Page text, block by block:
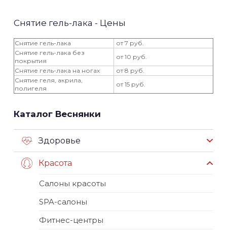
Снятие гель-лака - Цены
Снятие гель-лака
от 7 руб.
Снятие гель-лака без
покрытия
от 10 руб.
Снятие гель-лака на ногах
от 8 руб.
Снятие геля, акрила,
полигеля
от 15 руб.
Каталог Веснянки
Здоровье
Красота
Салоны красоты
SPA-салоны
Фитнес-центры